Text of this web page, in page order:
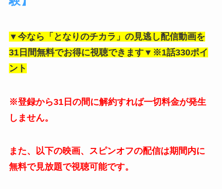
▼今なら「となりのチカラ」の見逃し配信動画を
31日間無料でお得に視聴できます▼※1話330ポイ
ント
※登録から31日の間に解約すれば一切料金が発生
しません。
また、以下の映画、スピンオフの配信は期間内に
無料で見放題で視聴可能です。